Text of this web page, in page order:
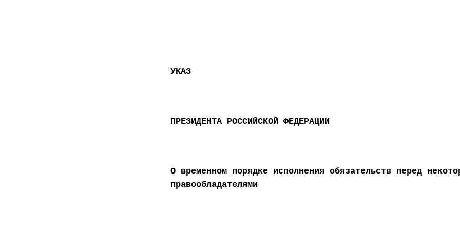
УКАЗ
ПРЕЗИДЕНТА РОССИЙСКОЙ ФЕДЕРАЦИИ
О временном порядке исполнения обязательств перед
правообладателями